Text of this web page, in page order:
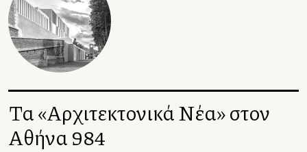
Τα «Αρχιτεκτονικά Νέα» στον
Αθήνα 984